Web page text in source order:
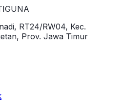
RT24/RW04, Kec.
Prov. Jawa Timur